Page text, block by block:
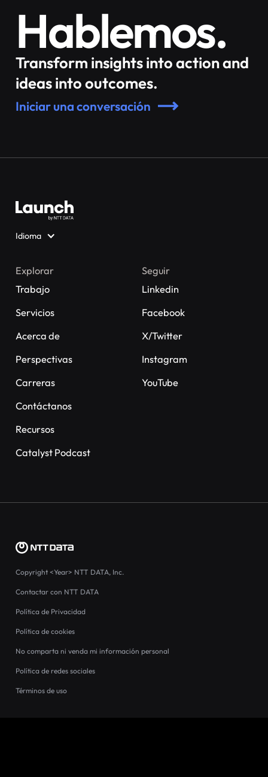
Hablemos.
Transform insights into action and
ideas into outcomes.
Iniciar una conversación
Idioma
Explorar
Trabajo
Servicios
Acerca de
Perspectivas
Carreras
Contáctanos
Recursos
Catalyst Podcast
Seguir
Linkedin
Facebook
X/Twitter
Instagram
YouTube
Copyright <Year> NTT DATA, Inc.
Contactar con NTT DATA
Política de Privacidad
Política de cookies
No comparta ni venda mi información personal
Política de redes sociales
Términos de uso